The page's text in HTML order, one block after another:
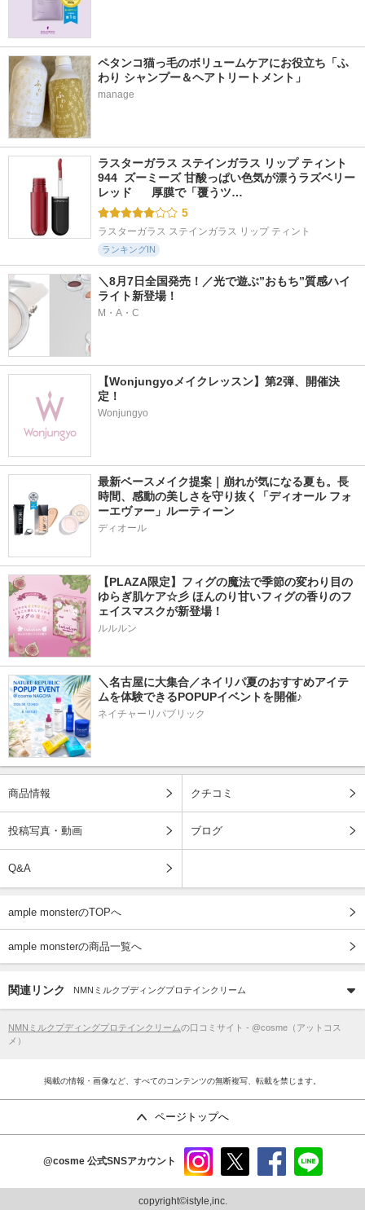
ペタンコ猫っ毛のボリュームケアにお役立ち「ふ
わり シャンプー＆ヘアトリートメント」
manage
ラスターガラス ステインガラス リップ ティント
944  ズーミーズ 甘酸っぱい色気が漂うラズベリー
レッド      厚膜で「覆うツ…
5
ラスターガラス ステインガラス リップ ティント
ランキングIN
＼8月7日全国発売！／光で遊ぶ”おもち”質感ハイ
ライト新登場！
M・A・C
【Wonjungyoメイクレッスン】第2弾、開催決
定！
Wonjungyo
最新ベースメイク提案｜崩れが気になる夏も。長
時間、感動の美しさを守り抜く「ディオール フォ
ーエヴァー」ルーティーン
ディオール
【PLAZA限定】フィグの魔法で季節の変わり目の
ゆらぎ肌ケア☆彡 ほんのり甘いフィグの香りのフ
ェイスマスクが新登場！
ルルルン
＼名古屋に大集合／ネイリパ夏のおすすめアイテ
ムを体験できるPOPUPイベントを開催♪
ネイチャーリパブリック
商品情報 クチコミ
投稿写真・動画 ブログ
Q&A
ample monsterのTOPへ
ample monsterの商品一覧へ
関連リンク NMNミルクプディングプロテインクリーム
NMNミルクプディングプロテインクリームの口コミサイト - @cosme（アットコス
メ）
掲載の情報・画像など、すべてのコンテンツの無断複写、転載を禁じます。
ページトップへ
@cosme 公式SNSアカウント
ram
copyright©istyle,inc.